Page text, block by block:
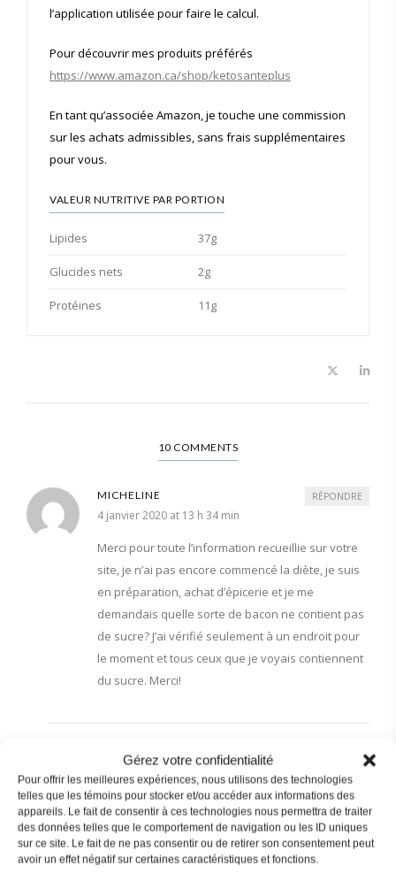
Gérez votre confidentialité
Pour offrir les meilleures expériences, nous utilisons des technologies
telles que les témoins pour stocker et/ou accéder aux informations des
appareils. Le fait de consentir à ces technologies nous permettra de traiter
des données telles que le comportement de navigation ou les ID uniques
sur ce site. Le fait de ne pas consentir ou de retirer son consentement peut
avoir un effet négatif sur certaines caractéristiques et fonctions.
l’application utilisée pour faire le calcul.
Pour découvrir mes produits préférés
https://www.amazon.ca/shop/ketosanteplus
En tant qu’associée Amazon, je touche une commission
sur les achats admissibles, sans frais supplémentaires
pour vous.
VALEUR NUTRITIVE PAR PORTION
Lipides 37g
Glucides nets 2g
Protéines 11g
10 COMMENTS
MICHELINE
4 janvier 2020 at 13 h 34 min
Merci pour toute l’information recueillie sur votre
site, je n’ai pas encore commencé la diète, je suis
en préparation, achat d’épicerie et je me
demandais quelle sorte de bacon ne contient pas
de sucre? J’ai vérifié seulement à un endroit pour
le moment et tous ceux que je voyais contiennent
du sucre. Merci!
RÉPONDRE
ALINE (KETOSANTEPLUS.COM)
4 janvier 2020 at 13 h 50 min
Bonjour Micheline, le bacon faible en sodium
de la marque Kirkland (Costco) ne contient pas
de sucre.